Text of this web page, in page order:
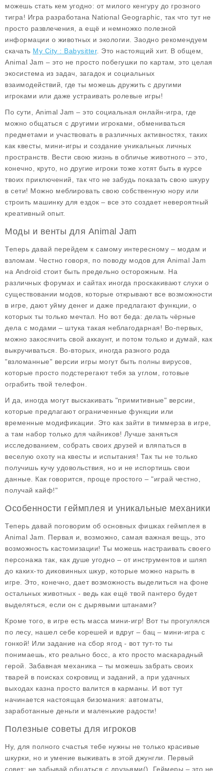
можешь стать кем угодно: от милого кенгуру до грозного
тигра! Игра разработана National Geographic, так что тут не
просто развлечения, а ещё и немножко полезной
информации о животных и экологии. Заодно рекомендуем
скачать My City : Babysitter. Это настоящий хит. В общем,
Animal Jam – это не просто побегушки по картам, это целая
экосистема из задач, загадок и социальных
взаимодействий, где ты можешь дружить с другими
игроками или даже устраивать ролевые игры!
По сути, Animal Jam – это социальная онлайн-игра, где
можно общаться с другими игроками, обмениваться
предметами и участвовать в различных активностях, таких
как квесты, мини-игры и создание уникальных личных
пространств. Вести свою жизнь в обличье животного – это,
конечно, круто, но другие игроки тоже хотят быть в курсе
твоих приключений, так что не забудь показать свою шкуру
в сети! Можно меблировать свою собственную нору или
строить машинку для ездок – все это создает невероятный
креативный опыт.
Моды и венты для Animal Jam
Теперь давай перейдем к самому интересному – модам и
взломам. Честно говоря, по поводу модов для Animal Jam
на Android стоит быть предельно осторожным. На
различных форумах и сайтах иногда проскакивают слухи о
существовании модов, которые открывают все возможности
в игре, дают уйму денег и даже предлагают функции, о
которых ты только мечтал. Но вот беда: делать чёрные
дела с модами – штука такая неблагодарная! Во-первых,
можно закосячить свой аккаунт, и потом только и думай, как
выкручиваться. Во-вторых, иногда разного рода
"взломанные" версии игры могут быть полны вирусов,
которые просто подстерегают тебя за углом, готовые
ограбить твой телефон.
И да, иногда могут выскакивать "примитивные" версии,
которые предлагают ограниченные функции или
временные модификации. Это как зайти в тиммерза в игре,
а там набор только для чайников! Лучше заняться
исследованием, собрать своих друзей и вляпаться в
веселую охоту на квесты и испытания! Так ты не только
получишь кучу удовольствия, но и не испортишь свои
данные. Как говорится, проще простого – "играй честно,
получай кайф!"
Особенности геймплея и уникальные механики
Теперь давай поговорим об основных фишках геймплея в
Animal Jam . Первая и, возможно, самая важная вещь, это
возможность кастомизации! Ты можешь настраивать своего
персонажа так, как душе угодно – от инструментов и шляп
до каких-то диковинных шкур, которые можно нарыть в
игре. Это, конечно, дает возможность выделиться на фоне
остальных животных - ведь как ещё твой пантеро будет
выделяться, если он с дырявыми штанами?
Кроме того, в игре есть масса мини-игр! Вот ты прогулялся
по лесу, нашел себе корешей и вдруг – бац – мини-игра с
гонкой! Или задание на сбор ягод - вот тут-то ты
понимаешь, кто реально босс, а кто просто маскарадный
герой. Забавная механика – ты можешь забрать своих
тварей в поисках сокровищ и заданий, а при удачных
выходах казна просто валится в карманы. И вот тут
начинается настоящая бизомания: автоматы,
заработанные деньги и маленькие радости!
Полезные советы для игроков
Ну, для полного счастья тебе нужны не только красивые
шкурки, но и умение выживать в этой джунгли. Первый
совет: не забывай общаться с друзьями(). Геймеры – это не